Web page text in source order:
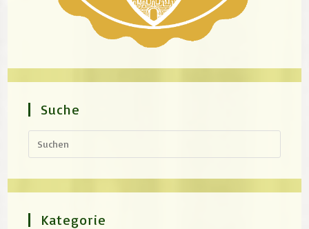
Suche
Kategorie